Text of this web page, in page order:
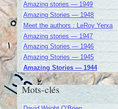
Amazing stories — 1949
Amazing Stories — 1948
Meet the authors : LeRoy Yerxa
Amazing stories — 1947
Amazing Stories — 1946
Amazing Stories — 1945
Amazing Stories — 1944
Mots-clés